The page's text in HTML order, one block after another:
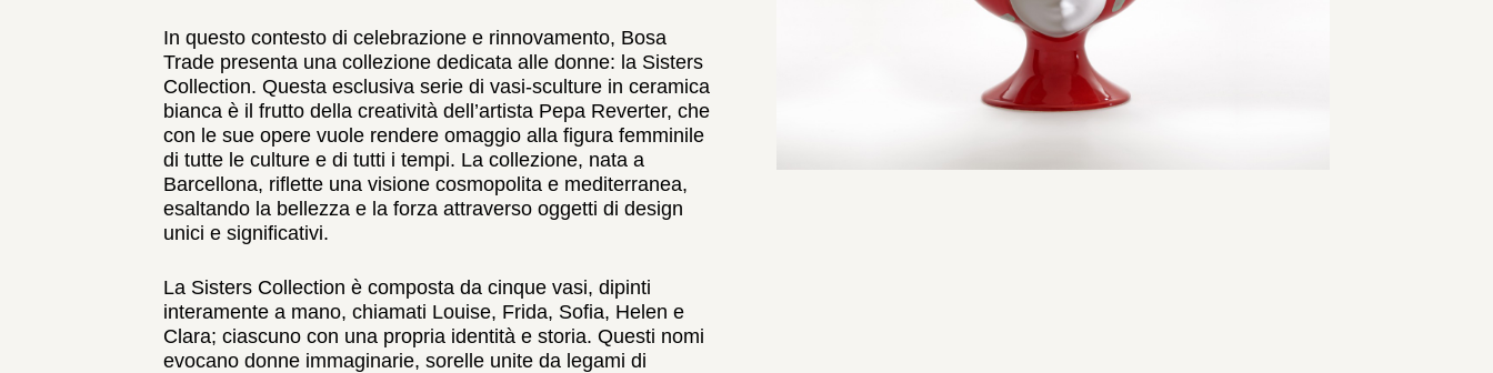
In questo contesto di celebrazione e rinnovamento, Bosa
Trade presenta una collezione dedicata alle donne: la Sisters
Collection. Questa esclusiva serie di vasi-sculture in ceramica
bianca è il frutto della creatività dell’artista Pepa Reverter, che
con le sue opere vuole rendere omaggio alla figura femminile
di tutte le culture e di tutti i tempi. La collezione, nata a
Barcellona, riflette una visione cosmopolita e mediterranea,
esaltando la bellezza e la forza attraverso oggetti di design
unici e significativi.
La Sisters Collection è composta da cinque vasi, dipinti
interamente a mano, chiamati Louise, Frida, Sofia, Helen e
Clara; ciascuno con una propria identità e storia. Questi nomi
evocano donne immaginarie, sorelle unite da legami di